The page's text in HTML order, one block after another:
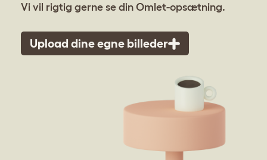
Vi vil rigtig gerne se din Omlet-opsætning.
Upload dine egne billeder